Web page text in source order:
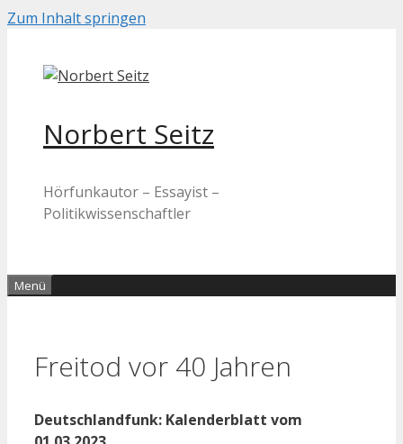
Zum Inhalt springen
Norbert Seitz
Hörfunkautor – Essayist –
Politikwissenschaftler
Menü
Freitod vor 40 Jahren
Deutschlandfunk: Kalenderblatt vom